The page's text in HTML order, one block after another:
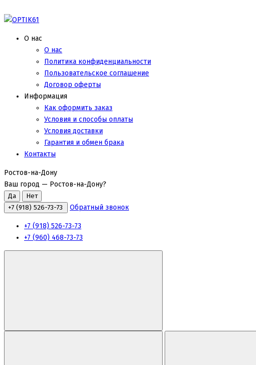
О нас
О нас
Политика конфиденциальности
Пользовательское соглашение
Договор оферты
Информация
Как оформить заказ
Условия и способы оплаты
Условия доставки
Гарантия и обмен брака
Контакты
Ростов-на-Дону
Ваш город — Ростов-на-Дону?
+7 (918) 526-73-73 Обратный звонок
+7 (918) 526-73-73
+7 (960) 468-73-73